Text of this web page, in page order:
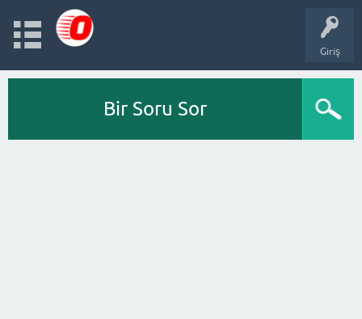
Giriş
Bir Soru Sor